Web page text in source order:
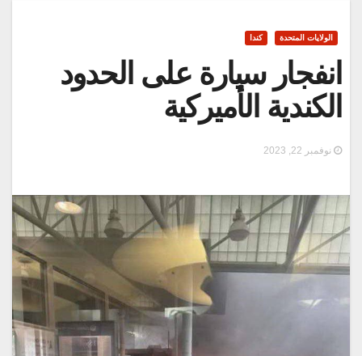
الولايات المتحدة كندا
انفجار سيارة على الحدود
الكندية الأميركية
نوفمبر 22, 2023